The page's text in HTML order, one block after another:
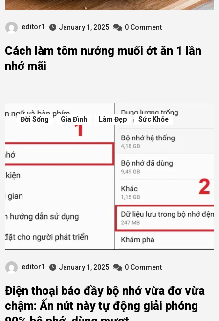
editor1 January 1, 2025 0 Comment
Cách làm tôm nướng muối ớt ăn 1 lần
nhớ mãi
Đời Sống Gia Đình Làm Đẹp Sức Khỏe
editor1 January 1, 2025 0 Comment
Điện thoại báo đầy bộ nhớ vừa đơ vừa
chậm: Ấn nút này tự động giải phóng